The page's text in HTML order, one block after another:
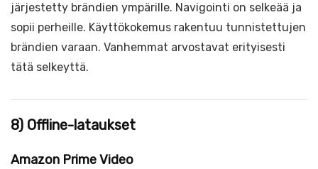
järjestetty brändien ympärille. Navigointi on selkeää ja
sopii perheille. Käyttökokemus rakentuu tunnistettujen
brändien varaan. Vanhemmat arvostavat erityisesti
tätä selkeyttä.
8) Offline-lataukset
Amazon Prime Video